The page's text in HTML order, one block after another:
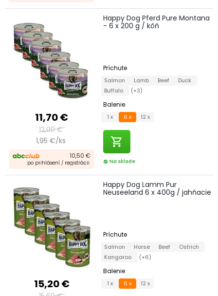
11,70 €
12,00 €
1,95 €/ks
10,50 €
po prihlásení / registrácii
Happy Dog Pferd Pure Montana
- 6 x 200 g / kôň
Príchute
Salmon Lamb Beef
Duck
Buffalo
(+3)
Balenie
1 x 6 x 12 x
shopping_cart
check_circle Na sklade
15,20 €
Happy Dog Lamm Pur
Neuseeland 6 x 400g / jahňacie
Príchute
Salmon Horse Beef
Ostrich
Kangaroo
(+6)
Balenie
1 x 6 x 12 x